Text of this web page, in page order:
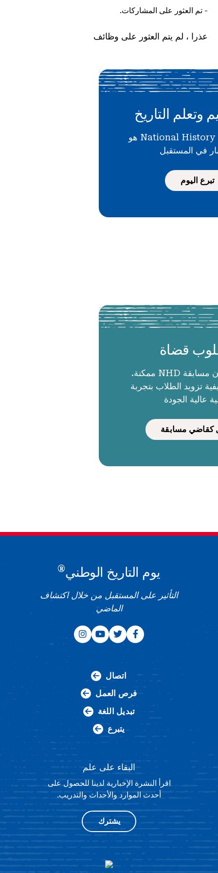
- تم العثور على المشاركات.
عذرا ، لم يتم العثور على وظائف
وتعلم التاريخ
دعمك لـ National History Day هو
في المستقبل
تبرع اليوم
قضاة
الحكام يجعلون مسابقة NHD ممكنة.
تزويد الطلاب بتجربة
عالية الجودة
مسابقة
يوم التاريخ الوطني®
التأثير على المستقبل من خلال اكتشاف
الماضي
اتصال
فرص العمل
تبديل اللغة
يتبرع
البقاء على علم
اقرأ النشرة الإخبارية لدينا للحصول على
أحدث الموارد والأحداث والتدريب.
يشترك